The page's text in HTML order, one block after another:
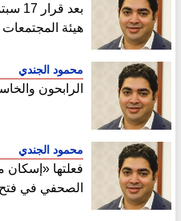
بعد
هيئة المجتمعات
محمود الجندي
الرابحون
محمود الجندي
فعلتها «إسكان
الصحفي في